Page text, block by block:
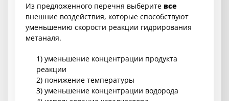
Из предложенного перечня выберите все
внешние воздействия, которые способствуют
уменьшению скорости реакции гидрирования
метаналя.
1) уменьшение концентрации продукта
реакции
2) понижение температуры
3) уменьшение концентрации водорода